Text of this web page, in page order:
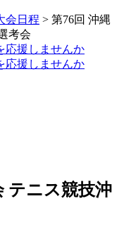
会日程 > 第76回 沖縄
考会
テニス競技沖